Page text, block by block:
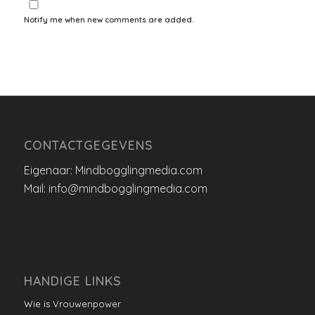
Notify me when new comments are added.
CONTACTGEGEVENS
Eigenaar: Mindbogglingmedia.com
Mail: info@mindbogglingmedia.com
HANDIGE LINKS
Wie is Vrouwenpower